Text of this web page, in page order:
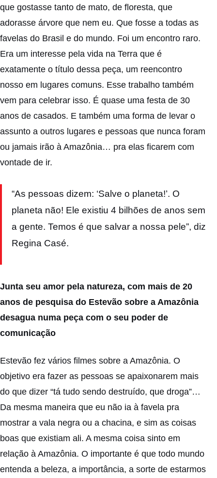
que gostasse tanto de mato, de floresta, que
adorasse árvore que nem eu. Que fosse a todas as
favelas do Brasil e do mundo. Foi um encontro raro.
Era um interesse pela vida na Terra que é
exatamente o título dessa peça, um reencontro
nosso em lugares comuns. Esse trabalho também
vem para celebrar isso. É quase uma festa de 30
anos de casados. E também uma forma de levar o
assunto a outros lugares e pessoas que nunca foram
ou jamais irão à Amazônia… pra elas ficarem com
vontade de ir.
“As pessoas dizem: ‘Salve o planeta!’. O
planeta não! Ele existiu 4 bilhões de anos sem
a gente. Temos é que salvar a nossa pele”, diz
Regina Casé.
Junta seu amor pela natureza, com mais de 20
anos de pesquisa do Estevão sobre a Amazônia
desagua numa peça com o seu poder de
comunicação
Estevão fez vários filmes sobre a Amazônia. O
objetivo era fazer as pessoas se apaixonarem mais
do que dizer “tá tudo sendo destruído, que droga”…
Da mesma maneira que eu não ia à favela pra
mostrar a vala negra ou a chacina, e sim as coisas
boas que existiam ali. A mesma coisa sinto em
relação à Amazônia. O importante é que todo mundo
entenda a beleza, a importância, a sorte de estarmos